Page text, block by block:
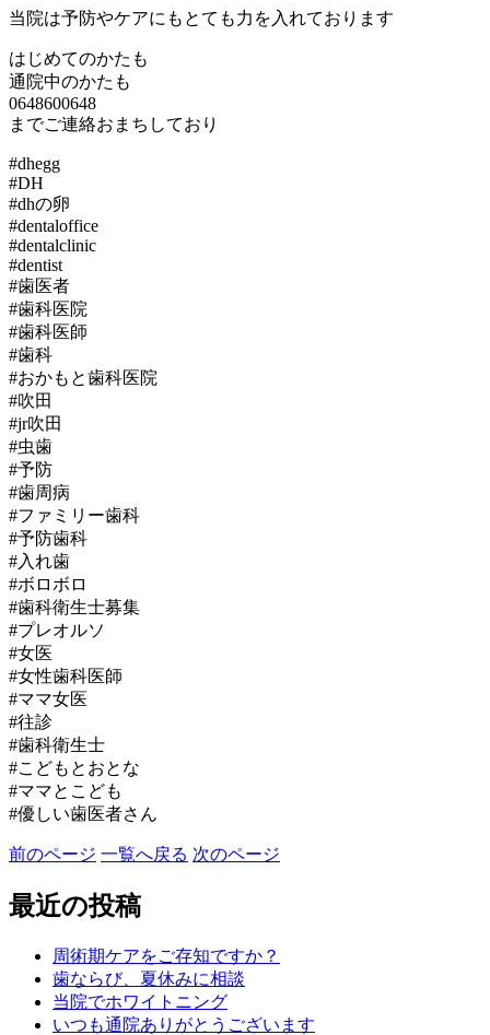
当院は予防やケアにもとても力を入れております
はじめてのかたも
通院中のかたも
0648600648
までご連絡おまちしており
#dhegg
#DH
#dhの卵
#dentaloffice
#dentalclinic
#dentist
#歯医者
#歯科医院
#歯科医師
#歯科
#おかもと歯科医院
#吹田
#jr吹田
#虫歯
#予防
#歯周病
#ファミリー歯科
#予防歯科
#入れ歯
#ボロボロ
#歯科衛生士募集
#プレオルソ
#女医
#女性歯科医師
#ママ女医
#往診
#歯科衛生士
#こどもとおとな
#ママとこども
#優しい歯医者さん
前のページ 一覧へ戻る 次のページ
最近の投稿
周術期ケアをご存知ですか？
歯ならび、夏休みに相談
当院でホワイトニング
いつも通院ありがとうございます